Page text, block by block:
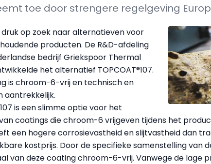
toe door strengere regelgeving
op zoek naar alternatieven voor
producten. De R&D-afdeling
bedrijf Griekspoor Thermal
het alternatief TOPCOAT®107.
is chroom-6-vrij en technisch en
aantrekkelijk.
107 is een slimme optie voor het
coatings die chroom-6 vrijgeven tijdens het
een hogere corrosievastheid en slijtvastheid dan
kostprijs. Door de specifieke samenstelling van
van deze coating chroom-6-vrij. Vanwege de lage